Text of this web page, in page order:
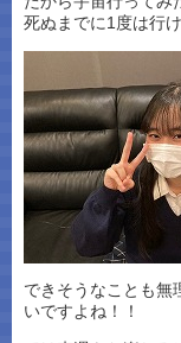
死ぬまでに1度は行
できそうなことも無
いですよね！！